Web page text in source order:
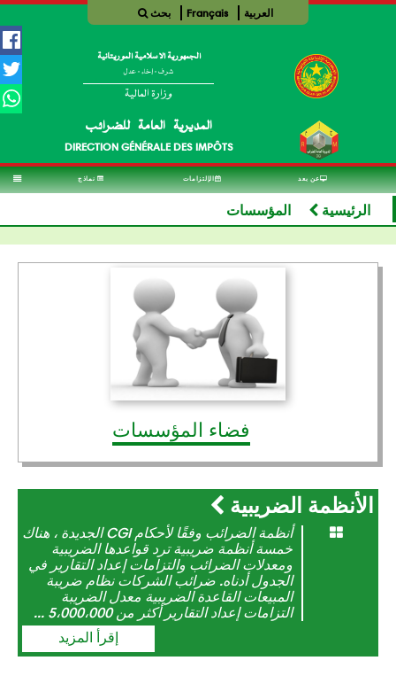
الجمهورية الإسلامية الموريتانية
شرف - إخاء - عدل
الجمهورية الإسلامية الموريتانية
وزارة المالية
المديرية العامة للضرائب
DIRECTION GÉNÉRALE DES IMPÔTS
بحث Français العربية
نماذج الإلتزامات عن بعد
الرئيسية المؤسسات
فضاء المؤسسات
الأنظمة الضريبية
أنظمة الضرائب وفقًا لأحكام CGI الجديدة ، هناك
خمسة أنظمة ضريبية ترد قواعدها الضريبية
ومعدلات الضرائب والتزامات إعداد التقارير في
الجدول أدناه. ضرائب الشركات نظام ضريبة
المبيعات القاعدة الضريبية معدل الضريبة
التزامات إعداد التقارير أكثر من 5،000،000 ...
إقرأ المزيد